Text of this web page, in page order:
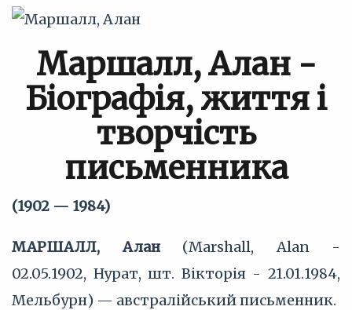
Маршалл, Алан -
Біографія, життя і
творчість
письменника
(1902 — 1984)
МАРШАЛЛ, Алан(Marshall, Alan -
02.05.1902, Нурат, шт. Вікторія - 21.01.1984,
Мельбурн) — австралійський письменник.